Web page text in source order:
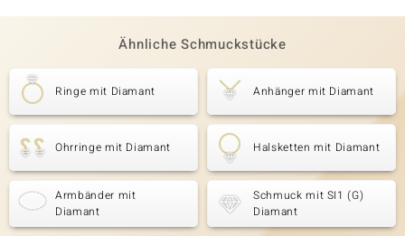
Ähnliche Schmuckstücke
Ringe mit Diamant Anhänger mit Diamant
Ohrringe mit Diamant Halsketten mit Diamant
Armbänder mit
Diamant
Schmuck mit SI1 (G)
Diamant